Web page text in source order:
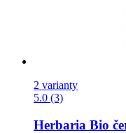
2 varianty
5.0 (3)
Herbaria Bio